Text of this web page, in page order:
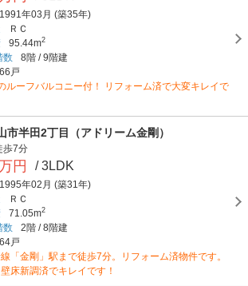
1991年03月 (築35年)
ＲＣ
95.44m2
数 8階 /9階建
66戸
ルーフバルコニー付！ リフォーム済で大変キレイで
市半田2丁目（アドリーム金剛）
歩7分
円 / 3LDK
1995年02月 (築31年)
ＲＣ
71.05m2
数 2階 /8階建
64戸
「金剛」駅まで徒歩7分。リフォーム済物件です。
床新調済でキレイです！